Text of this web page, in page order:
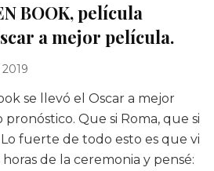
BOOK, película
a mejor película.
se llevó el Oscar a mejor
Que si Roma, que si
fuerte de todo esto es que vi
de la ceremonia y pensé: